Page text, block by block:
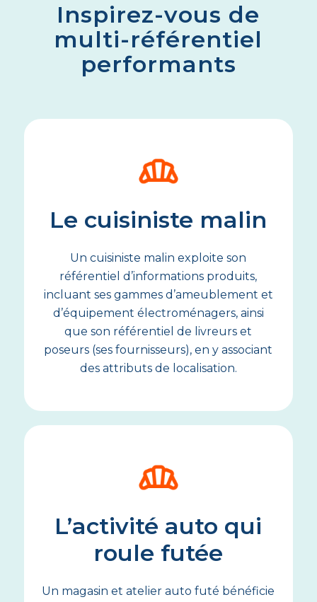
Inspirez-vous de
multi-référentiel
performants
Le cuisiniste malin
Un cuisiniste malin exploite son
référentiel d’informations produits,
incluant ses gammes d’ameublement et
d’équipement électroménagers, ainsi
que son référentiel de livreurs et
poseurs (ses fournisseurs), en y associant
des attributs de localisation.
L’activité auto qui
roule futée
Un magasin et atelier auto futé bénéficie